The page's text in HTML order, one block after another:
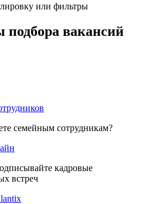
или фильтры
вакансий
семейным сотрудникам?
кадровые
встреч